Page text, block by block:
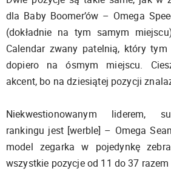
dla Baby Boomer’ów – Omega
(dokładnie na tym samym
Calendar zwany patelnią, który tym
dopiero na ósmym miejscu.
akcent, bo na dziesiątej pozycji
Niekwestionowanym liderem,
rankingu jest [werble] – Omega
model zegarka w pojedynkę
wszystkie pozycje od 11 do 37